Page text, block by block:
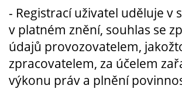
- Registrací uživatel uděluje v
v platném znění, souhlas se
údajů provozovatelem,
zpracovatelem, za účelem
výkonu práv a plnění